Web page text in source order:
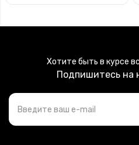
Хотите быть в курсе
Подпишитесь на